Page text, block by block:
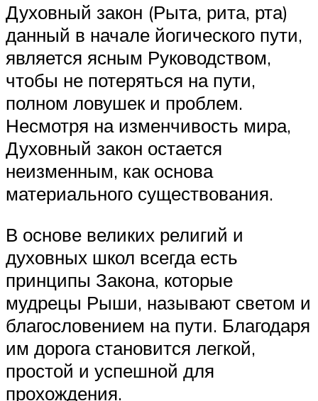
Духовный закон (Рыта, рита, рта)
данный в начале йогического пути,
является ясным Руководством,
чтобы не потеряться на пути,
полном ловушек и проблем.
Несмотря на изменчивость мира,
Духовный закон остается
неизменным, как основа
материального существования.
В основе великих религий и
духовных школ всегда есть
принципы Закона, которые
мудрецы Рыши, называют светом и
благословением на пути. Благодаря
им дорога становится легкой,
простой и успешной для
прохождения.